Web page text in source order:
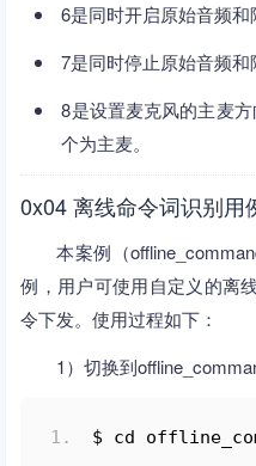
6是同时开启原始音频和
7是同时停止原始音频和
8是设置麦克风的主麦
个为主麦。
0x04 离线命令词识别用
本案例（
例，用户可使用自定义的离
令下发。使用过程如下：
1）切换到
$ cd